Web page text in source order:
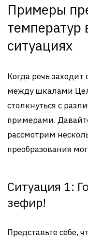
Примеры
температур
ситуациях
Когда речь
между шкалами
столкнуться с
примерами.
рассмотрим
преобразования
Ситуация 1:
зефир!
Представьте себе,